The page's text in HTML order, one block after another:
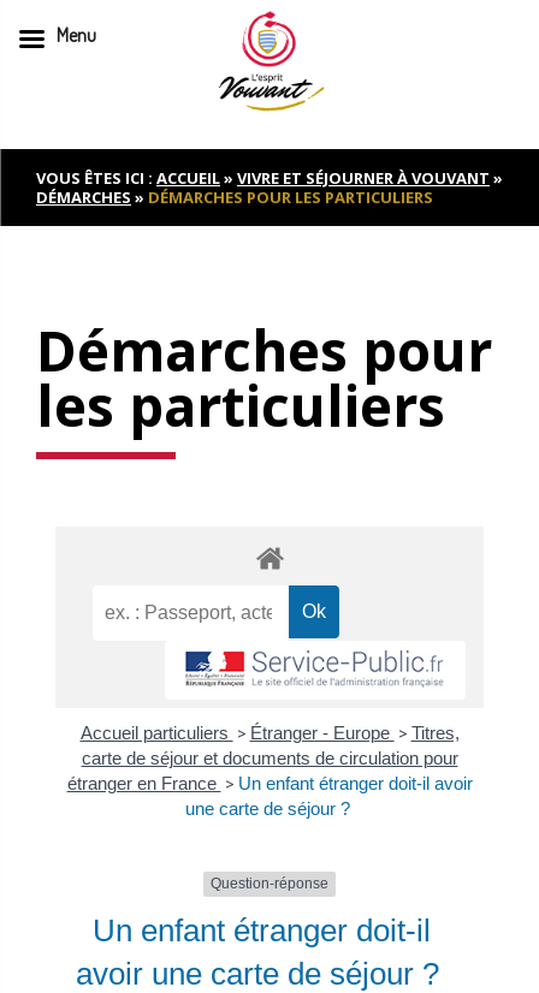
to
contentVOUS ÊTES ICI : ACCUEIL» VIVRE ET SÉJOURNER À VOUVANT »
DÉMARCHES » DÉMARCHES POUR LES PARTICULIERS
Démarches pour
les particuliers
Accueil particuliers > Étranger - Europe > Titres,
carte de séjour et documents de circulation pour
étranger en France > Un enfant étranger doit-il avoir
une carte de séjour ?
Question-réponse
Un enfant étranger doit-il
avoir une carte de séjour ?
Menu